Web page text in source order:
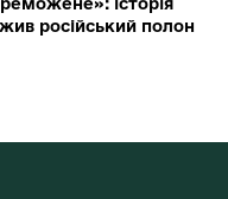
російський полон